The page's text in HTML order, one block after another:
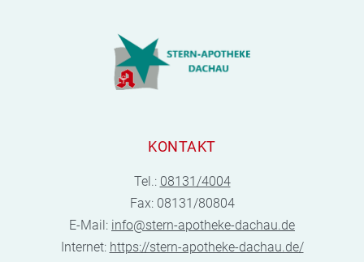
KONTAKT
Tel.: 08131/4004
Fax: 08131/80804
E-Mail: info@stern-apotheke-dachau.de
Internet: https://stern-apotheke-dachau.de/